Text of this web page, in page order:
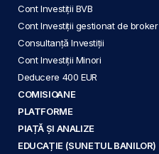
Cont Investiții BVB
Cont Investiții gestionat de broker
Consultanță Investiții
Cont Investiții Minori
Deducere 400 EUR
COMISIOANE
PLATFORME
PIAȚĂ ȘI ANALIZE
EDUCAȚIE (SUNETUL BANILOR)